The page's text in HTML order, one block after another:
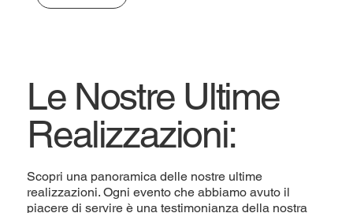
Le Nostre Ultime
Realizzazioni:
Scopri una panoramica delle nostre ultime
realizzazioni. Ogni evento che abbiamo avuto il
piacere di servire è una testimonianza della nostra